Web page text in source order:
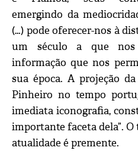
emergindo da
(…) pode oferecer-nos à
um século a que nos
informação que nos
sua época. A projeção
Pinheiro no tempo
imediata iconografia,
importante faceta dela”. O
atualidade é premente.